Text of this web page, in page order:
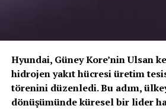
Hyundai, Güney Kore’nin Ulsan
hidrojen yakıt hücresi üretim
törenini düzenledi. Bu adım,
dönüşümünde küresel bir lider